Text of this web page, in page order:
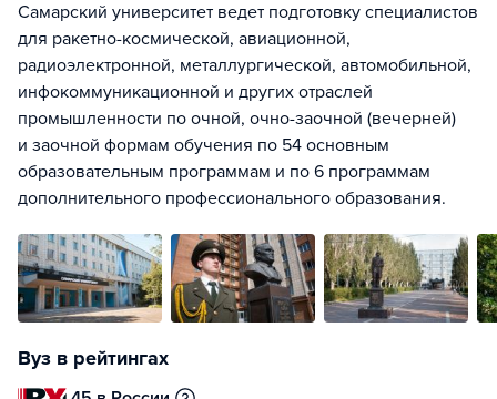
Самарский университет ведет подготовку специалистов
для ракетно-космической, авиационной,
радиоэлектронной, металлургической, автомобильной,
инфокоммуникационной и других отраслей
промышленности по очной, очно-заочной (вечерней)
и заочной формам обучения по 54 основным
образовательным программам и по 6 программам
дополнительного профессионального образования.
Вуз в рейтингах